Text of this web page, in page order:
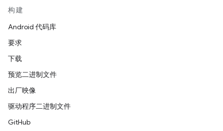
构建
Android 代码库
要求
下载
预览二进制文件
出厂映像
驱动程序二进制文件
GitHub